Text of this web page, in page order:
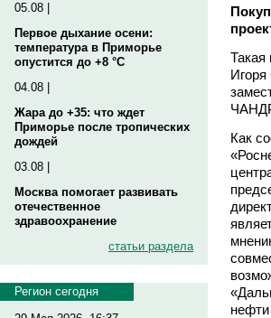
05.08 |
Первое дыхание осени:
температура в Приморье
опустится до +8 °C
04.08 |
Жара до +35: что ждет
Приморье после тропических
дождей
03.08 |
Москва помогает развивать
отечественное
здравоохранение
статьи раздела
Регион сегодня
Такая
Игоря
Как